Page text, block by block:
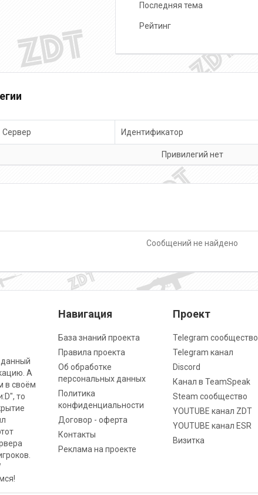
Последняя тема
Рейтинг
Сервер Идентификатор
Привилегий нет
Сообщений не найдено
данный
А
в своём
то
Навигация
База знаний проекта
Правила проекта
Об обработке
персональных данных
Политика
конфиденциальности
Договор - оферта
Контакты
Реклама на проекте
Проект
Telegram сообщество
Telegram канал
Discord
Канал в TeamSpeak
Steam сообщество
YOUTUBE канал ZDT
YOUTUBE канал ESR
Визитка